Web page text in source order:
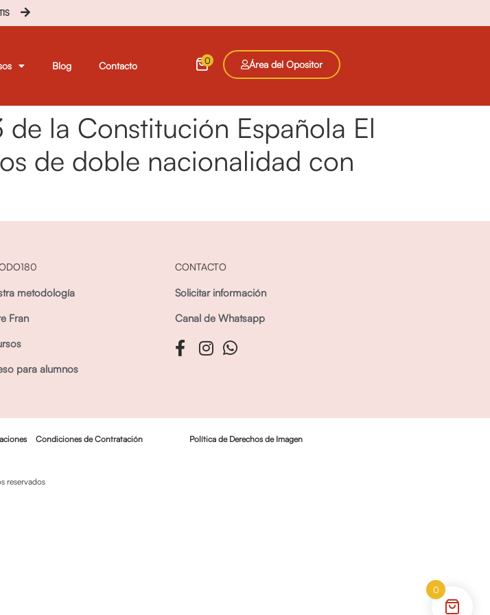
Blog Contacto 0 Área del Opositor
la Constitución Española El
de doble nacionalidad con
metodología
Fran
para alumnos
CONTACTO
Solicitar información
Canal de Whatsapp
Condiciones de Contratación Política de Derechos de Imagen
reservados
0